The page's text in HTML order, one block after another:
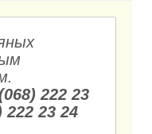
222 23
222 23 24